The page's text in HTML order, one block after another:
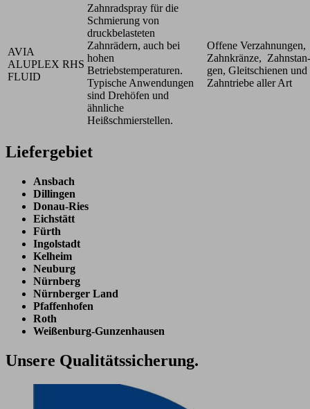
AVIA
ALUPLEX RHS
FLUID
Zahnradspray für die
Schmierung von
druckbelasteten
Zahnrädern, auch bei
hohen
Betriebstemperaturen.
Typische Anwendungen
sind Drehöfen und
ähnliche
Heißschmierstellen.
Offene Verzahnungen,
Zahnkränze, Zahnstan-
gen, Gleitschienen und
Zahntriebe aller Art
Liefergebiet
Ansbach
Dillingen
Donau-Ries
Eichstätt
Fürth
Ingolstadt
Kelheim
Neuburg
Nürnberg
Nürnberger Land
Pfaffenhofen
Roth
Weißenburg-Gunzenhausen
Unsere Qualitätssicherung.